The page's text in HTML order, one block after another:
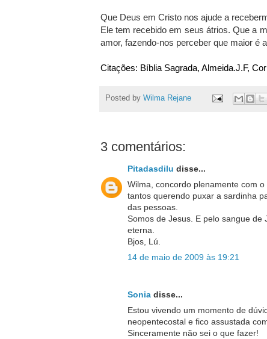
Que Deus em Cristo nos ajude a
Ele tem recebido em seus átrios. Que a
amor, fazendo-nos perceber que maior é
Citações: Bíblia Sagrada, Almeida.J.F,
Posted by Wilma Rejane
3 comentários:
Pitadasdilu disse...
Wilma, concordo plenamente com
tantos querendo puxar a sardinha
das pessoas.
Somos de Jesus. E pelo sangue de
eterna.
Bjos, Lú.
14 de maio de 2009 às 19:21
Soniadisse...
Estou vivendo um momento de
neopentecostal e fico assustada
Sinceramente não sei o que fazer!